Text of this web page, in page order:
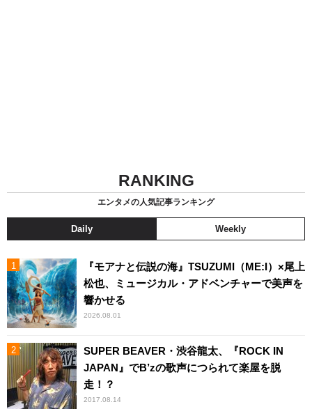
RANKING
エンタメの人気記事ランキング
Daily Weekly
『モアナと伝説の海』TSUZUMI（ME:I）×尾上
松也、ミュージカル・アドベンチャーで美声を
響かせる
2026.08.01
SUPER BEAVER・渋谷龍太、『ROCK IN
JAPAN』でB’zの歌声につられて楽屋を脱
走！？
2017.08.14